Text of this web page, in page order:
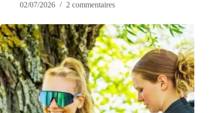
02/07/2026
2 commentaires